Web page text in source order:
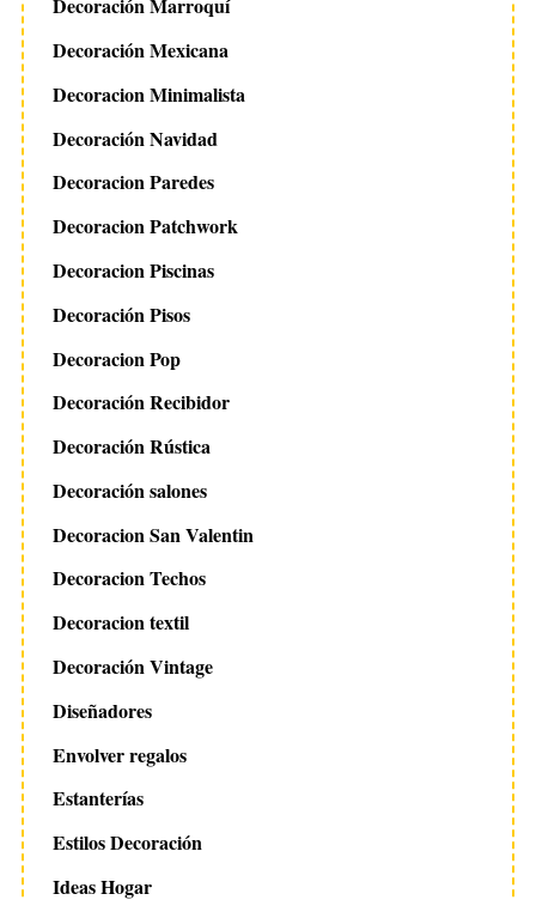
Decoración Marroquí
Decoración Mexicana
Decoracion Minimalista
Decoración Navidad
Decoracion Paredes
Decoracion Patchwork
Decoracion Piscinas
Decoración Pisos
Decoracion Pop
Decoración Recibidor
Decoración Rústica
Decoración salones
Decoracion San Valentin
Decoracion Techos
Decoracion textil
Decoración Vintage
Diseñadores
Envolver regalos
Estanterías
Estilos Decoración
Ideas Hogar